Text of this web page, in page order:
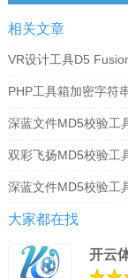
临其境去体验，功能
基本简介
D5渲染器基于全新的
实时交互且物理真实
功能介绍
还在为无法调出真实
建筑装饰材料真实物
智能GI
任何朝向、任何时间
带来基于物理真实的
相关文章
VR设计工具D5
PHP工具箱加密字符
深蓝文件MD5校验工
双彩飞扬MD5校验工
深蓝文件MD5校验工
大家都在找
开云